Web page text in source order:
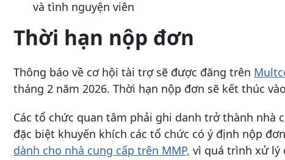
và tình nguyện viên
Thời hạn nộp đơn
Thông báo về cơ hội tài trợ sẽ được đăng trên
tháng 2 năm 2026. Thời hạn nộp đơn sẽ kết thúc
Các tổ chức quan tâm phải ghi danh trở thành nhà
đặc biệt khuyến khích các tổ chức có ý định nộp
dành cho nhà cung cấp trên MMP, vì quá trình xử lý